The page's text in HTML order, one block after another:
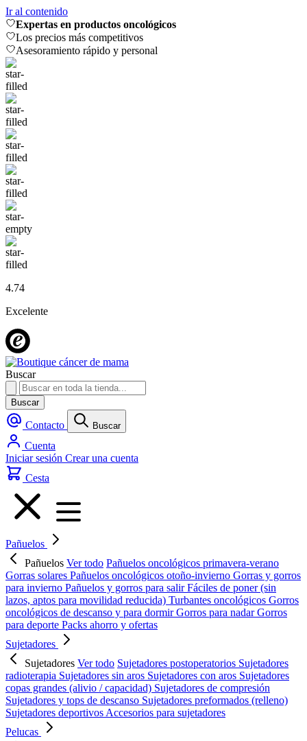
Ir al contenido
Expertas en productos oncológicos
Los precios más competitivos
Asesoramiento rápido y personal
4.74
Excelente
Buscar
Buscar
Contacto Buscar
Cuenta
Iniciar sesión Crear una cuenta
Cesta
Pañuelos
Pañuelos Ver todo Pañuelos oncológicos primavera-verano
Gorras solares Pañuelos oncológicos otoño-invierno Gorras y gorros
para invierno Pañuelos y gorros para salirFáciles de poner (sin
lazos, aptos para movilidad reducida) Turbantes oncológicos Gorros
oncológicos de descanso y para dormirGorros para nadarGorros
para deporte Packs ahorro y ofertas
Sujetadores
Sujetadores Ver todo Sujetadores postoperatorios Sujetadores
radioterapia Sujetadores sin aros Sujetadores con aros Sujetadores
copas grandes (alivio / capacidad) Sujetadores de compresión
Sujetadores y tops de descanso Sujetadores preformados (relleno)
Sujetadores deportivos Accesorios para sujetadores
Pelucas